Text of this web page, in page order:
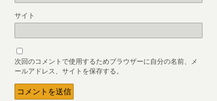
サイト
次回のコメントで使用するためブラウザーに自分の名前、メ
ールアドレス、サイトを保存する。